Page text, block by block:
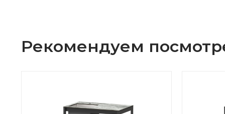
Рекомендуем